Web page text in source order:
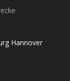
Hannover